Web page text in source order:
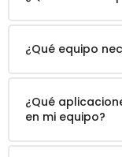
¿Qué equipo
¿Qué
en mi equipo?